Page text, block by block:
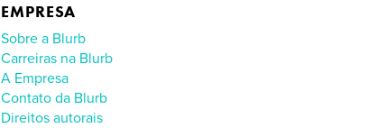
EMPRESA
Sobre a Blurb
Carreiras na Blurb
A Empresa
Contato da Blurb
Direitos autorais